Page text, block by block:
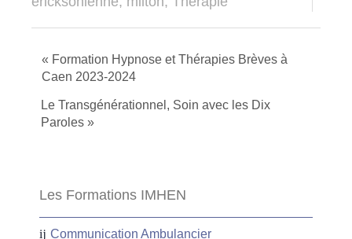
« Formation Hypnose et Thérapies Brèves à
Caen 2023-2024
Le Transgénérationnel, Soin avec les Dix
Paroles »
Les Formations IMHEN
Communication Ambulancier